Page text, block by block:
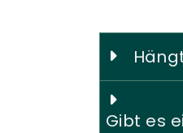
Gibt es